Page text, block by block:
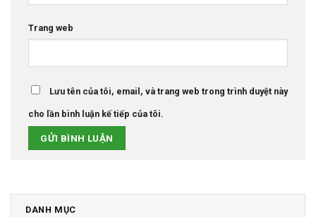
Trang web
Lưu tên của tôi, email, và trang web trong trình duyệt này
cho lần bình luận kế tiếp của tôi.
DANH MỤC